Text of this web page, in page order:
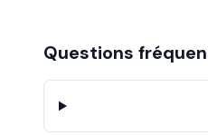
Questions